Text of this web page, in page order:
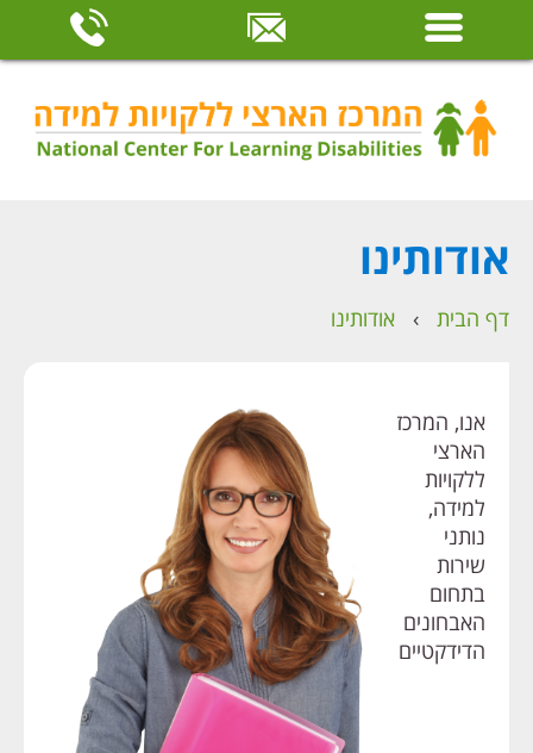
אודותינו
דף הבית › אודותינו
אנו, המרכז
הארצי
ללקויות
למידה,
נותני
שירות
בתחום
האבחונים
הדידקטיים